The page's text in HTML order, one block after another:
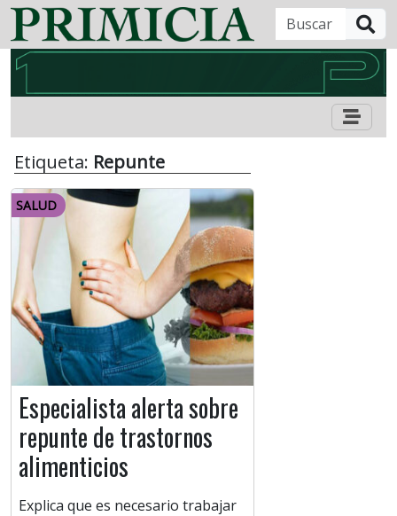
Etiqueta: Repunte
SALUD
Especialista alerta sobre
repunte de trastornos
alimenticios
Explica que es necesario trabajar